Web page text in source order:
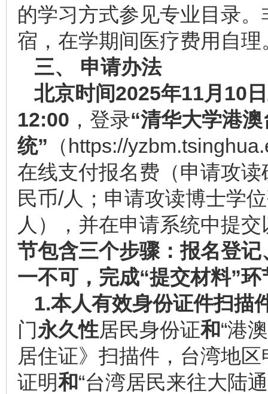
的学习方式参见专业目录
宿，在学期间医疗费用自理
三、 申请办法
北京时间2025年11月 10
12:00 ，登录“清华大学港
统” （https://
在线支付报名费（申请攻
民币/人；申请攻读博士学
人），并在申请系统中提
节包含三个步骤：报名登
一不可，完成“提交材料”
1.本人有效身份证件扫描
门永久性居民身份证和“港
居住证》扫描件，台湾地
证明和“台湾居民来往大陆